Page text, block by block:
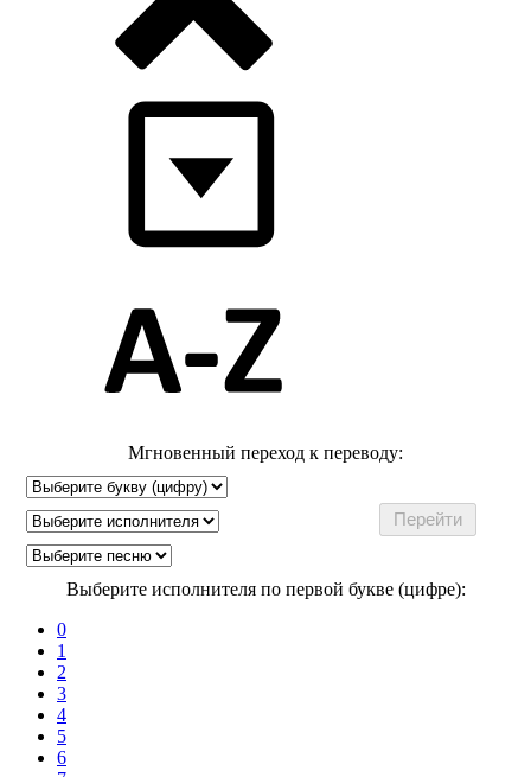
Мгновенный переход к переводу:
Выберите исполнителя по первой букве (цифре):
0
1
2
3
4
5
6